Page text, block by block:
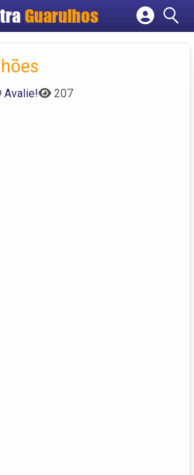
Guarulhos
Cadastrar empresa
Criar conta
Avalie! 207